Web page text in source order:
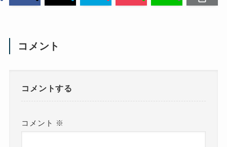
コメント
コメントする
コメント ※